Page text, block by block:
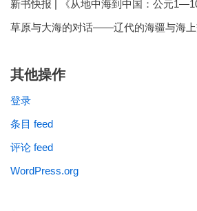
新书快报 | 《从地中海到中国：公元
草原与大海的对话——辽代的海疆与海上
其他操作
登录
条目 feed
评论 feed
WordPress.org